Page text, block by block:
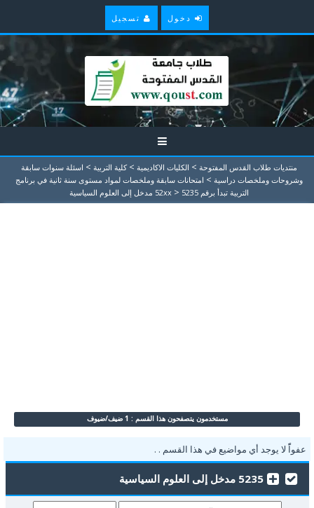
دخول تسجيل
منتديات طلاب القدس المفتوحة > الكليات الاكاديمية > كلية التربية > اسئلة سنوات سابقة
وشروحات وملخصات دراسية > امتحانات سابقة وملخصات لمواد مستوى سنة ثانية في برنامج
التربية تبدأ برقم 52xx
> 5235 مدخل إلى العلوم السياسية
مستخدمون يتصفحون هذا القسم : 1 ضيف/ضيوف
عفواًً لا يوجد أي مواضيع في هذا القسم . .
5235 مدخل إلى العلوم السياسية